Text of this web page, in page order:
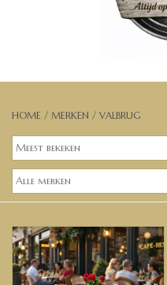
Bartafels
Banken, stoelen &
(Bar)krukken
Plantenbakken
HOME / MERKEN / VALBRUG